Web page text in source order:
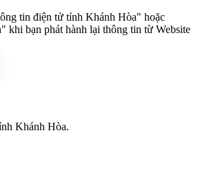
tin điện tử tỉnh Khánh Hòa" hoặc
khi bạn phát hành lại thông tin từ Website
Khánh Hòa.